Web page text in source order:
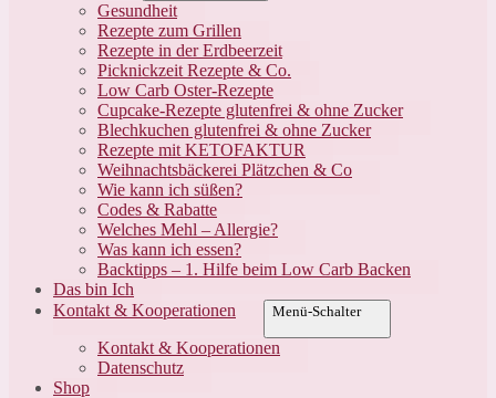
Gesundheit
Rezepte zum Grillen
Rezepte in der Erdbeerzeit
Picknickzeit Rezepte & Co.
Low Carb Oster-Rezepte
Cupcake-Rezepte glutenfrei & ohne Zucker
Blechkuchen glutenfrei & ohne Zucker
Rezepte mit KETOFAKTUR
Weihnachtsbäckerei Plätzchen & Co
Wie kann ich süßen?
Codes & Rabatte
Welches Mehl – Allergie?
Was kann ich essen?
Backtipps – 1. Hilfe beim Low Carb Backen
Das bin Ich
Kontakt & Kooperationen
Menü-Schalter
Kontakt & Kooperationen
Datenschutz
Shop